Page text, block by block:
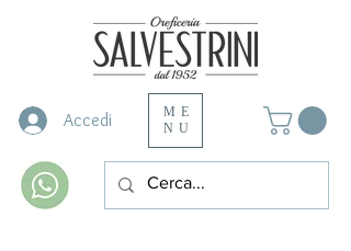
Accedi
ME
NU